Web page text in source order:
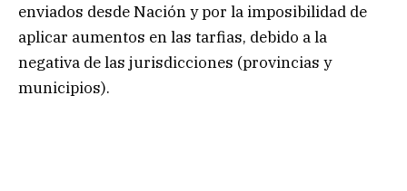
enviados desde Nación y por la imposibilidad de
aplicar aumentos en las tarfias, debido a la
negativa de las jurisdicciones (provincias y
municipios).